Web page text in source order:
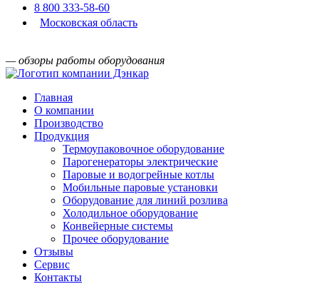
8 800 333-58-60
Московская область
— обзоры работы оборудования
Главная
О компании
Производство
Продукция
Термоупаковочное оборудование
Парогенераторы электрические
Паровые и водогрейные котлы
Мобильные паровые установки
Оборудование для линий розлива
Холодильное оборудование
Конвейерные системы
Прочее оборудование
Отзывы
Сервис
Контакты